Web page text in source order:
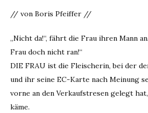
// von Boris Pfeiffer //
„Nicht da!“, fährt die Frau ihren Mann
Frau doch nicht ran!“
DIE FRAU ist die Fleischerin, bei der
und ihr seine EC-Karte nach Meinung
vorne an den Verkaufstresen gelegt
käme.